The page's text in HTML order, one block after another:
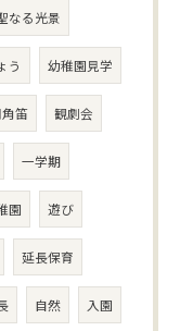
なる光景
う 幼稚園見学
笛 観劇会
一学期
園 遊び
延長保育
自然 入園